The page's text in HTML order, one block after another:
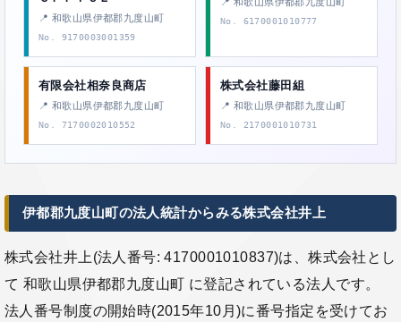
📍 和歌山県伊都郡九度山町
No. 9170003001359
No. 6170001010777
有限会社相奈良商店
📍 和歌山県伊都郡九度山町
No. 7170002010552
株式会社藤田組
📍 和歌山県伊都郡九度山町
No. 2170001010731
伊都郡九度山町の法人統計からみる株式会社井上
株式会社井上(法人番号: 4170001010837)は、株式会社とし
て 和歌山県伊都郡九度山町 に登記されている法人です。
法人番号制度の開始時(2015年10月)に番号指定を受けてお